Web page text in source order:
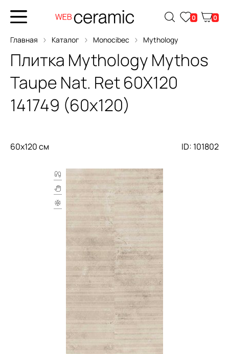
0 0
Главная Каталог Monocibec Mythology
Плитка Mythology Mythos
Taupe Nat. Ret 60X120
141749 (60x120)
60x120 см ID: 101802